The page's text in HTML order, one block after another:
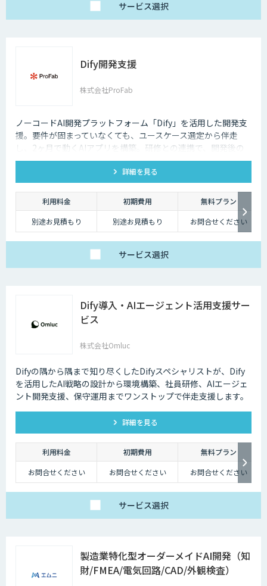
サービス選択
Dify開発支援
株式会社ProFab
ノーコードAI開発プラットフォーム「Dify」を活用した開発支
援。要件が固まっていなくても、ユースケース選定から伴走
し、2ヶ月で動くAIアプリを構築。研修との連携で、開発後の
内製化・自走までサポートします。
詳細を見る
利用料金 初期費用
無料プラン
別途お見積もり
別途お見積もり お問合せください
サービス選択
Dify導入・AIエージェント活用支援サー
ビス
株式会社Omluc
Difyの隅から隅まで知り尽くしたDifyスペシャリストが、Dify
を活用したAI戦略の設計から環境構築、社員研修、AIエージェ
ント開発支援、保守運用までワンストップで伴走支援します。
詳細を見る
利用料金 初期費用
無料プラン
お問合せください
お問合せください お問合せください
サービス選択
製造業特化型オーダーメイドAI開発（知
財/FMEA/電気回路/CAD/外観検査）